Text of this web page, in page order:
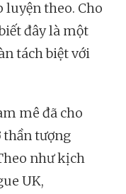
luyện theo. Cho
đây là một
tách biệt với
mê đã cho
thần tượng
như kịch
UK,